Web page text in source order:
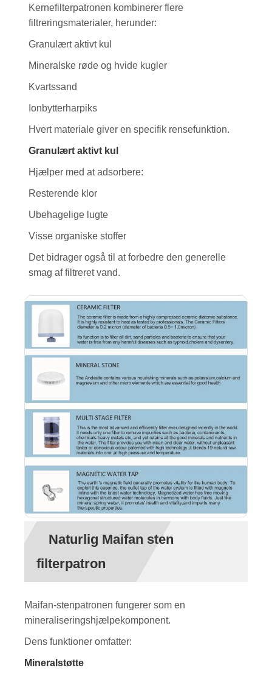
Kernefilterpatronen kombinerer flere
filtreringsmaterialer, herunder:
Granulært aktivt kul
Mineralske røde og hvide kugler
Kvartssand
Ionbytterharpiks
Hvert materiale giver en specifik rensefunktion.
Granulært aktivt kul
Hjælper med at adsorbere:
Resterende klor
Ubehagelige lugte
Visse organiske stoffer
Det bidrager også til at forbedre den generelle
smag af filtreret vand.
Naturlig Maifan sten
filterpatron
Maifan-stenpatronen fungerer som en
mineraliseringshjælpekomponent.
Dens funktioner omfatter:
Mineralstøtte